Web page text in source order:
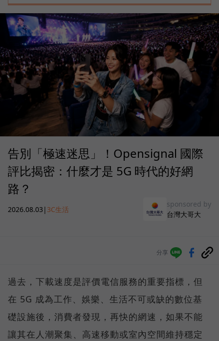
告別「極速迷思」！Opensignal 國際
評比揭密：什麼才是 5G 時代的好網
路？
2026.08.03 | 3C生活
sponsored by
台灣大哥大
分享
過去，下載速度是評價電信服務的重要指標，但
在 5G 成為工作、娛樂、生活不可或缺的數位基
礎設施後，消費者發現，再快的網速，如果不能
讓其在人潮聚集、高速移動或室內空間維持穩定